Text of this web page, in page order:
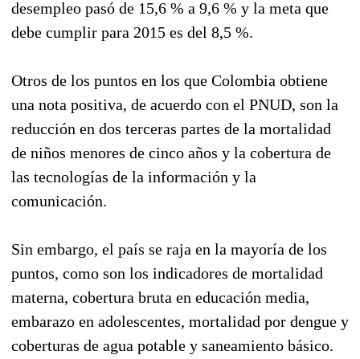
desempleo pasó de 15,6 % a 9,6 % y la meta que
debe cumplir para 2015 es del 8,5 %.
Otros de los puntos en los que Colombia obtiene
una nota positiva, de acuerdo con el PNUD, son la
reducción en dos terceras partes de la mortalidad
de niños menores de cinco años y la cobertura de
las tecnologías de la información y la
comunicación.
Sin embargo, el país se raja en la mayoría de los
puntos, como son los indicadores de mortalidad
materna, cobertura bruta en educación media,
embarazo en adolescentes, mortalidad por dengue y
coberturas de agua potable y saneamiento básico.